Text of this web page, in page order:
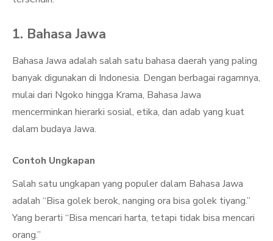
1. Bahasa Jawa
Bahasa Jawa adalah salah satu bahasa daerah yang paling
banyak digunakan di Indonesia. Dengan berbagai ragamnya,
mulai dari Ngoko hingga Krama, Bahasa Jawa
mencerminkan hierarki sosial, etika, dan adab yang kuat
dalam budaya Jawa.
Contoh Ungkapan
Salah satu ungkapan yang populer dalam Bahasa Jawa
adalah “Bisa golek berok, nanging ora bisa golek tiyang.”
Yang berarti “Bisa mencari harta, tetapi tidak bisa mencari
orang.”